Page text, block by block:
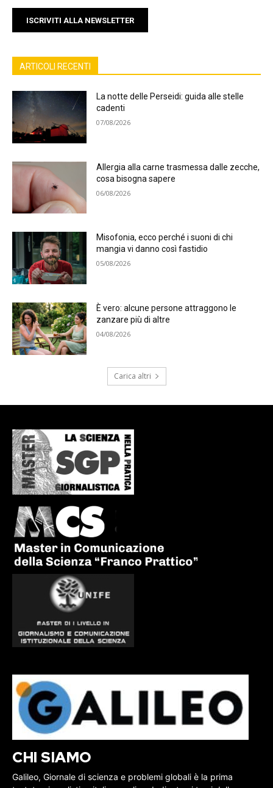
ISCRIVITI ALLA NEWSLETTER
ARTICOLI RECENTI
La notte delle Perseidi: guida alle stelle
cadenti
07/08/2026
Allergia alla carne trasmessa dalle zecche,
cosa bisogna sapere
06/08/2026
Misofonia, ecco perché i suoni di chi
mangia vi danno così fastidio
05/08/2026
È vero: alcune persone attraggono le
zanzare più di altre
04/08/2026
Carica altri
CHI SIAMO
Galileo, Giornale di scienza e problemi globali è la prima